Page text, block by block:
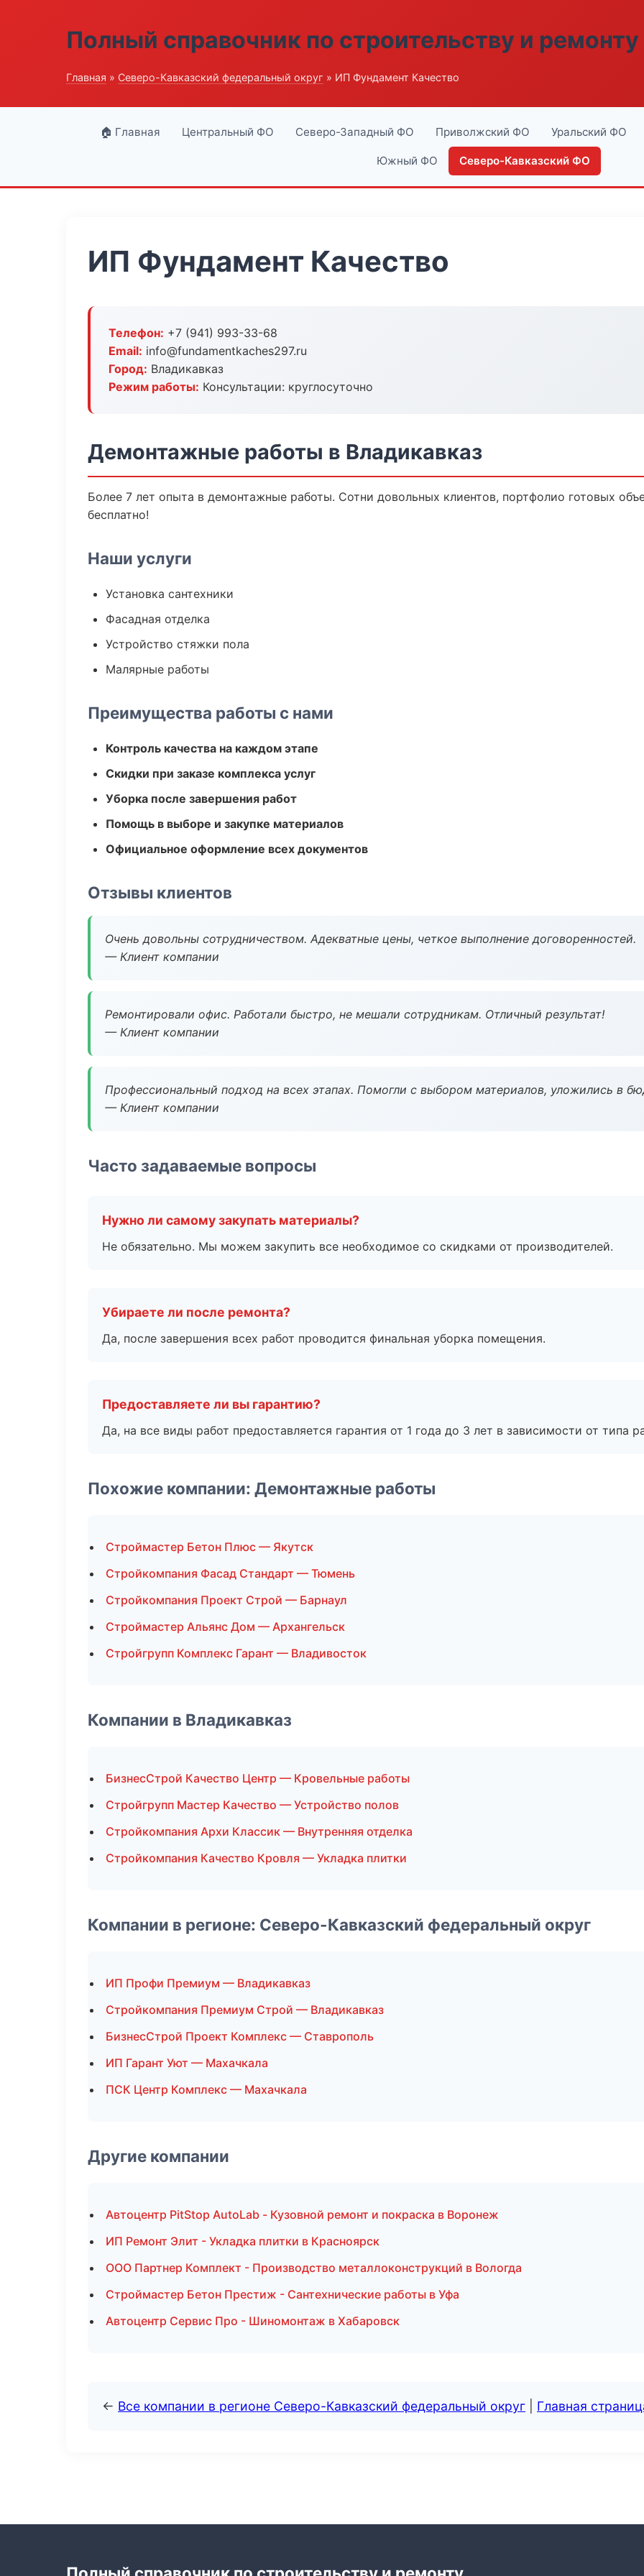
Полный справочник по строительству и ремонту
Главная » Северо-Кавказский федеральный округ » ИП Фундамент Качество
🏠 Главная Центральный ФО Северо-Западный ФО Приволжский ФО Уральский ФО
Южный ФО Северо-Кавказский ФО
ИП Фундамент Качество
Телефон: +7 (941) 993-33-68
Email: info@fundamentkaches297.ru
Город: Владикавказ
Режим работы: Консультации: круглосуточно
Демонтажные работы в Владикавказ
Более 7 лет опыта в демонтажные работы. Сотни довольных клиентов, портфолио готовых
бесплатно!
Наши услуги
Установка сантехники
Фасадная отделка
Устройство стяжки пола
Малярные работы
Преимущества работы с нами
Контроль качества на каждом этапе
Скидки при заказе комплекса услуг
Уборка после завершения работ
Помощь в выборе и закупке материалов
Официальное оформление всех документов
Отзывы клиентов
Очень довольны сотрудничеством. Адекватные цены, четкое выполнение договоренностей.
— Клиент компании
Ремонтировали офис. Работали быстро, не мешали сотрудникам. Отличный результат!
— Клиент компании
Профессиональный подход на всех этапах. Помогли с выбором материалов, уложились в
— Клиент компании
Часто задаваемые вопросы
Нужно ли самому закупать материалы?
Не обязательно. Мы можем закупить все необходимое со скидками от производителей.
Убираете ли после ремонта?
Да, после завершения всех работ проводится финальная уборка помещения.
Предоставляете ли вы гарантию?
Да, на все виды работ предоставляется гарантия от 1 года до 3 лет в зависимости от типа
Похожие компании: Демонтажные работы
Строймастер Бетон Плюс — Якутск
Стройкомпания Фасад Стандарт — Тюмень
Стройкомпания Проект Строй — Барнаул
Строймастер Альянс Дом — Архангельск
Стройгрупп Комплекс Гарант — Владивосток
Компании в Владикавказ
БизнесСтрой Качество Центр — Кровельные работы
Стройгрупп Мастер Качество — Устройство полов
Стройкомпания Архи Классик — Внутренняя отделка
Стройкомпания Качество Кровля — Укладка плитки
Компании в регионе: Северо-Кавказский федеральный округ
ИП Профи Премиум — Владикавказ
Стройкомпания Премиум Строй — Владикавказ
БизнесСтрой Проект Комплекс — Ставрополь
ИП Гарант Уют — Махачкала
ПСК Центр Комплекс — Махачкала
Другие компании
Автоцентр PitStop AutoLab - Кузовной ремонт и покраска в Воронеж
ИП Ремонт Элит - Укладка плитки в Красноярск
ООО Партнер Комплект - Производство металлоконструкций в Вологда
Строймастер Бетон Престиж - Сантехнические работы в Уфа
Автоцентр Сервис Про - Шиномонтаж в Хабаровск
← Все компании в регионе Северо-Кавказский федеральный округ Главная